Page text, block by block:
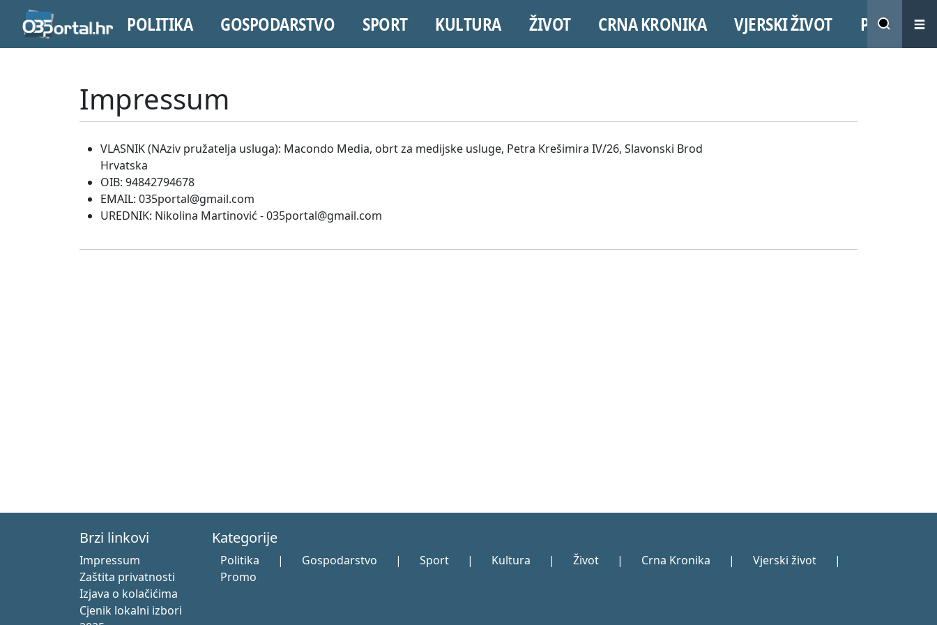
POLITIKA GOSPODARSTVO SPORT KULTURA ŽIVOT CRNA KRONIKA VJERSKI ŽIVOT PROMO
Impressum
VLASNIK (NAziv pružatelja usluga): Macondo Media, obrt za medijske usluge, Petra Krešimira IV/26, Slavonski Brod
Hrvatska
OIB: 94842794678
EMAIL: 035portal@gmail.com
UREDNIK: Nikolina Martinović - 035portal@gmail.com
Brzi linkovi
Impressum
Zaštita privatnosti
Izjava o kolačićima
Cjenik lokalni izbori
Kategorije
Politika | Gospodarstvo | Sport | Kultura | Život | Crna Kronika | Vjerski život
|
Promo